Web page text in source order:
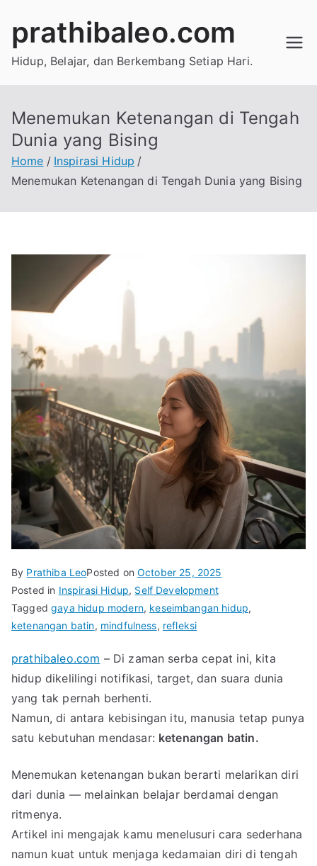
content
prathibaleo.com
Hidup, Belajar, dan Berkembang Setiap Hari.
Menemukan Ketenangan di Tengah
Dunia yang Bising
Home
Inspirasi Hidup
Menemukan Ketenangan di Tengah Dunia yang Bising
By Prathiba LeoPosted onOctober 25, 2025
Posted in Inspirasi Hidup, Self Development
Taggedgaya hidup modern, keseimbangan hidup,
ketenangan batin, mindfulness, refleksi
prathibaleo.com – Di zaman serba cepat ini, kita
hidup dikelilingi notifikasi, target, dan suara dunia
yang tak pernah berhenti.
Namun, di antara kebisingan itu, manusia tetap punya
satu kebutuhan mendasar: ketenangan batin.
Menemukan ketenangan bukan berarti melarikan diri
dari dunia — melainkan belajar berdamai dengan
ritmenya.
Artikel ini mengajak kamu menelusuri cara sederhana
namun kuat untuk menjaga kedamaian diri di tengah